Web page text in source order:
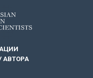
АВТОРА